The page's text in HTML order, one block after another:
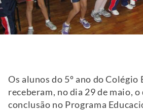
Os alunos do 5º ano do Colégio
receberam, no dia 29 de maio,
conclusão no Programa